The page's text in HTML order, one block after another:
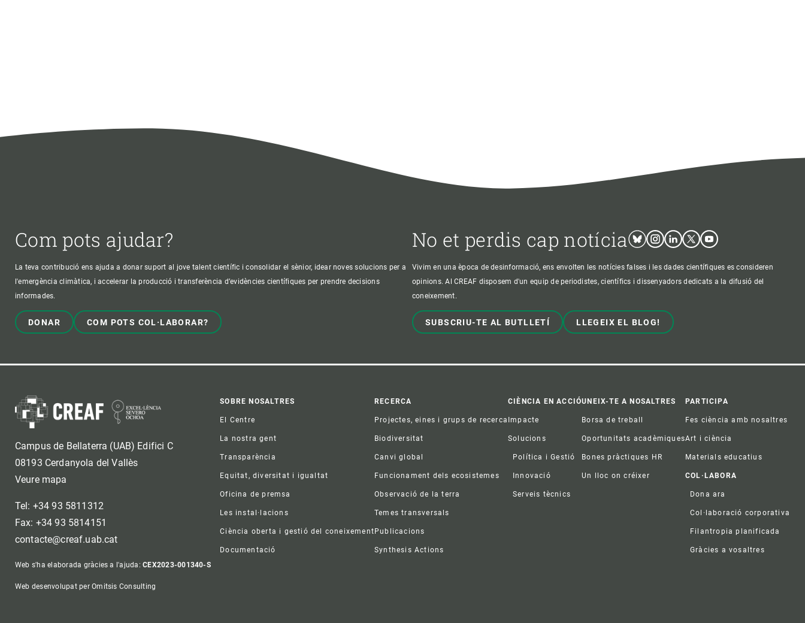
Com pots ajudar?
La teva contribució ens ajuda a donar suport al jove talent científic i consolidar el sènior, idear noves solucions per a
l'emergència climàtica, i accelerar la producció i transferència d’evidències científiques per prendre decisions
informades.
DONAR COM POTS COL·LABORAR?
No et perdis cap notícia BlueskyInstagram
LinkedinTwitterYoutube
Vivim en una època de desinformació, ens envolten les notícies falses i les dades científiques es consideren
opinions. Al CREAF disposem d'un equip de periodistes, científics i dissenyadors dedicats a la difusió del
coneixement.
SUBSCRIU-TE AL BUTLLETÍ LLEGEIX EL BLOG!
Campus de Bellaterra (UAB) Edifici C
08193 Cerdanyola del Vallès
Veure mapa
Tel: +34 93 5811312
Fax: +34 93 5814151
contacte@creaf.uab.cat
Web s'ha elaborada gràcies a l'ajuda:CEX2023-001340-S
Web desenvolupat per Omitsis Consulting
Footer
SOBRE NOSALTRES
El Centre
La nostra gent
Transparència
Equitat, diversitat i igualtat
Oficina de premsa
Les instal·lacions
Ciència oberta i gestió del coneixement
Documentació
RECERCA
Projectes, eines i grups de recerca
Biodiversitat
Canvi global
Funcionament dels ecosistemes
Observació de la terra
Temes transversals
Publicacions
Synthesis Actions
CIÈNCIA EN ACCIÓ
Impacte
Solucions
Política i Gestió
Innovació
Serveis tècnics
UNEIX-TE A NOSALTRES
Borsa de treball
Oportunitats acadèmiques
Bones pràctiques HR
Un lloc on créixer
PARTICIPA
Fes ciència amb nosaltres
Art i ciència
Materials educatius
COL·LABORA
Dona ara
Col·laboració corporativa
Filantropia planificada
Gràcies a vosaltres